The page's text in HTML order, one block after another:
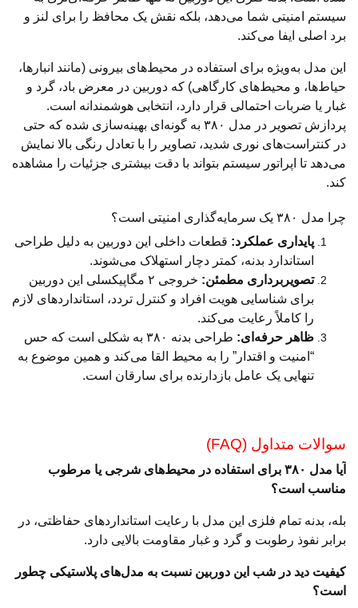
سیستم امنیتی شما می‌دهد، بلکه نقش یک محافظ را برای لنز و
برد اصلی ایفا می‌کند.
این مدل به‌ویژه برای استفاده در محیط‌های بیرونی (مانند انبارها،
حیاط‌ها، و محیط‌های کارگاهی) که دوربین در معرض باد، گرد و
غبار یا ضربات احتمالی قرار دارد، انتخابی هوشمندانه است.
پردازش تصویر در مدل ۳۸۰ به گونه‌ای بهینه‌سازی شده که حتی
در کنتراست‌های نوری شدید، تصاویر را با تعادل رنگی بالا نمایش
می‌دهد تا اپراتور سیستم بتواند با دقت بیشتری جزئیات را مشاهده
کند.
چرا مدل ۳۸۰ یک سرمایه‌گذاری امنیتی است؟
پایداری عملکرد: قطعات داخلی این دوربین به دلیل طراحی
استاندارد بدنه، کمتر دچار استهلاک می‌شوند.
تصویربرداری مطمئن:
خروجی ۲ مگاپیکسلی این دوربین
برای شناسایی هویت افراد و کنترل تردد، استانداردهای لازم
را کاملاً رعایت می‌کند.
ظاهر حرفه‌ای:
طراحی بدنه ۳۸۰ به شکلی است که حس
“امنیت و اقتدار” را به محیط القا می‌کند و همین موضوع به
تنهایی یک عامل بازدارنده برای سارقان است.
سوالات متداول (FAQ)
آیا مدل ۳۸۰ برای استفاده در محیط‌های شرجی یا مرطوب
مناسب است؟
بله، بدنه تمام فلزی این مدل با رعایت استانداردهای حفاظتی، در
برابر نفوذ رطوبت و گرد و غبار مقاومت بالایی دارد.
کیفیت دید در شب این دوربین نسبت به مدل‌های پلاستیکی چطور
است؟